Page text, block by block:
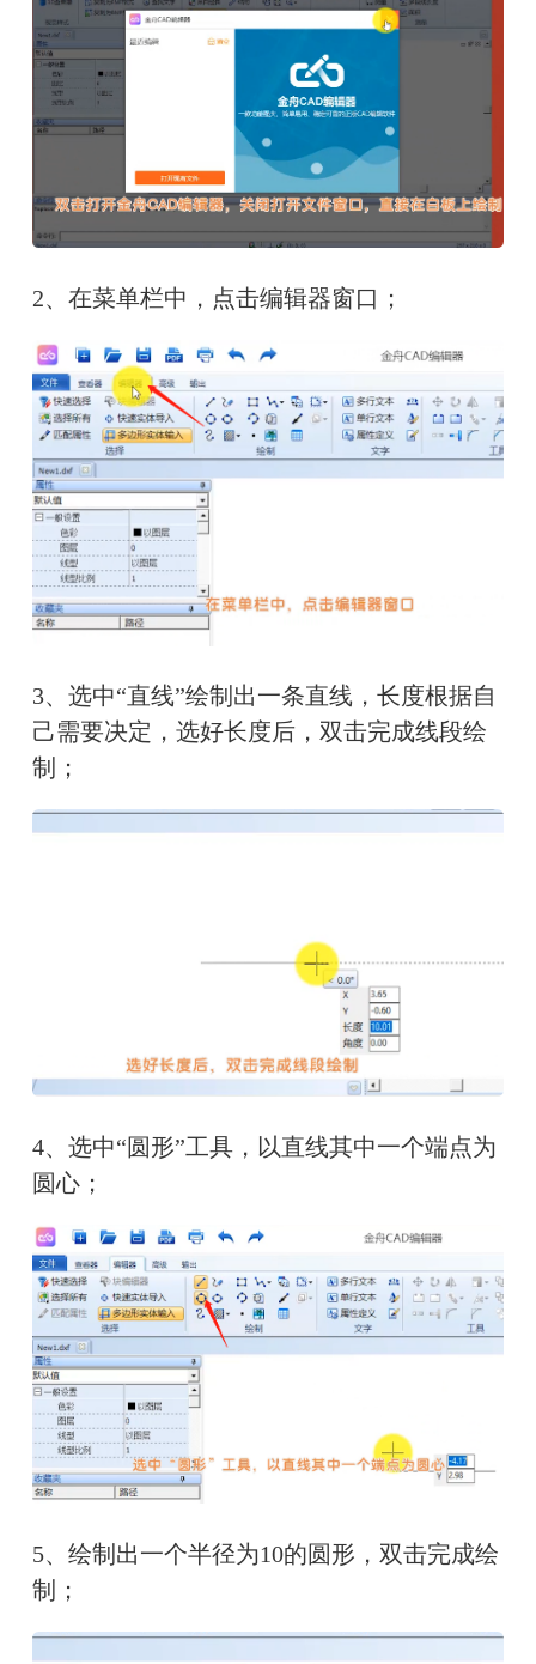
2、在菜单栏中，点击编辑器窗口；
3、选中“直线”绘制出一条直线，长度根据自
己需要决定，选好长度后，双击完成线段绘
制；
4、选中“圆形”工具，以直线其中一个端点为
圆心；
5、绘制出一个半径为10的圆形，双击完成绘
制；